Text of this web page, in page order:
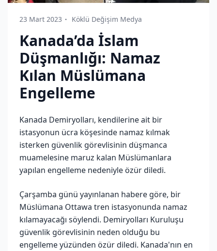
23 Mart 2023 Köklü Değişim Medya
Kanada’da İslam
Düşmanlığı: Namaz
Kılan Müslümana
Engelleme
Kanada Demiryolları, kendilerine ait bir
istasyonun ücra köşesinde namaz kılmak
isterken güvenlik görevlisinin düşmanca
muamelesine maruz kalan Müslümanlara
yapılan engelleme nedeniyle özür diledi.
Çarşamba günü yayınlanan habere göre, bir
Müslümana Ottawa tren istasyonunda namaz
kılamayacağı söylendi. Demiryolları Kuruluşu
güvenlik görevlisinin neden olduğu bu
engelleme yüzünden özür diledi. Kanada'nın en